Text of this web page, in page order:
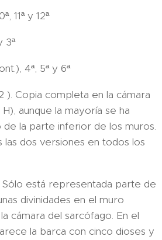
11ª y 12ª
3ª
4ª, 5ª y 6ª
). Copia completa en la cámara
aunque la mayoría se ha
la parte inferior de los muros.
las dos versiones en todos los
Sólo está representada parte de
divinidades en el muro
cámara del sarcófago. En el
la barca con cinco dioses y